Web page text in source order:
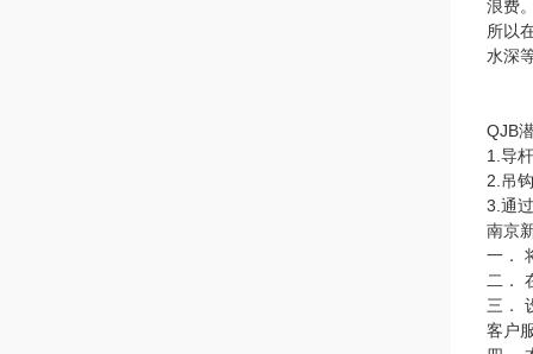
浪费
所以
水深
QJB
1.导
2.吊
3.通
南京
一．
二．
三．
客户